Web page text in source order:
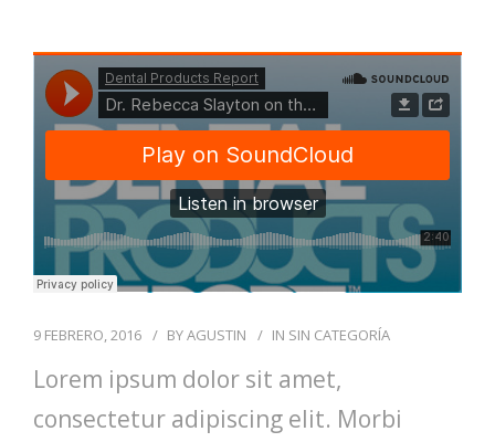
9 FEBRERO, 2016 BYAGUSTIN IN SIN CATEGORÍA
Lorem ipsum dolor sit amet,
consectetur adipiscing elit. Morbi